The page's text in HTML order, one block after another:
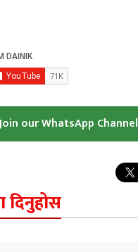
our WhatsApp Channel
दिनुहोस